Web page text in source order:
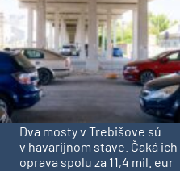
Dva mosty v Trebišove sú
v havarijnom stave. Čaká ich
oprava spolu za 11,4 mil. eur